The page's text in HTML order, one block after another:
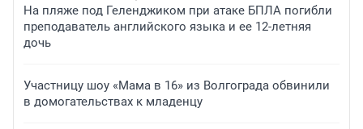
На пляже под Геленджиком при атаке БПЛА погибли
преподаватель английского языка и ее 12-летняя
дочь
Участницу шоу «Мама в 16» из Волгограда обвинили
в домогательствах к младенцу